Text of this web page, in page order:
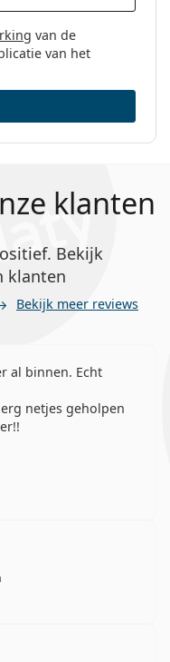
van de
van het
klanten
Bekijk
klanten
Bekijk meer reviews
al binnen. Echt
netjes geholpen
5 van 5
4 van 5